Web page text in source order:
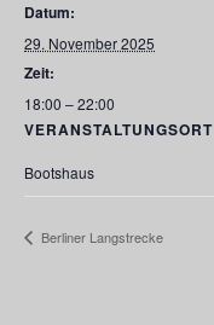
Datum:
29. November 2025
Zeit:
18:00 – 22:00
VERANSTALTUNGSORT
Bootshaus
Berliner Langstrecke